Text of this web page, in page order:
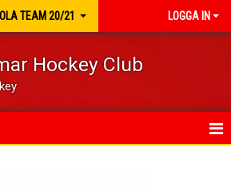
TEAM 20/21 LOGGA IN
Hockey Club